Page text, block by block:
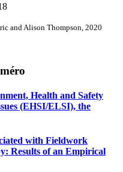
and Alison Thompson, 2020
Health and Safety
(EHSI/ELSI), the
with Fieldwork
Results of an Empirical